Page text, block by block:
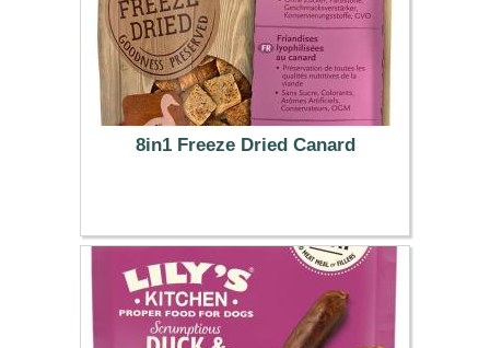
8in1 Freeze Dried Canard
3.99 €